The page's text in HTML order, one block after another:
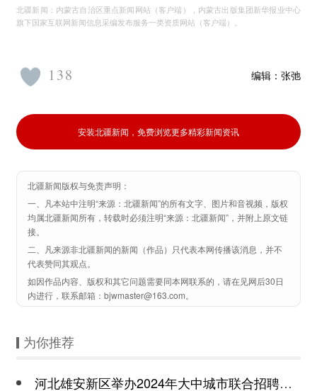
北疆新闻：内蒙古自治区重点新闻网站（客户端），内蒙古出版集团新华报业中心
旗下国家互联网新闻信息采编发布服务一类资质网站（客户端）。
编辑： 张弛
138
安装北疆新闻，免费浏览更多精彩新闻资讯
北疆新闻版权与免责声明：
一、凡本站中注明“来源：北疆新闻”的所有文字、图片和音视频，版权
均属北疆新闻所有，转载时必须注明“来源：北疆新闻”，并附上原文链
接。
二、凡来源非北疆新闻的新闻（作品）只代表本网传播该消息，并不
代表赞同其观点。
如因作品内容、版权和其它问题需要同本网联系的，请在见网后30日
内进行，联系邮箱：bjwmaster@163.com。
为你推荐
河北雄安新区举办2024年大中城市联合招聘高校毕业生春季专场活动